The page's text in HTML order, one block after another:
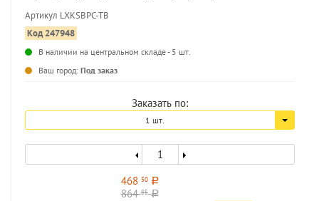
Артикул LXKSBPC-TB
Код 247948
В наличии на центральном складе - 5 шт.
Ваш город: Под заказ
Заказать по:
1 шт.
468 50 a
86485 a